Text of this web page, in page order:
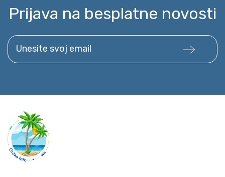
Prijava na besplatne novosti
Unesite svoj email